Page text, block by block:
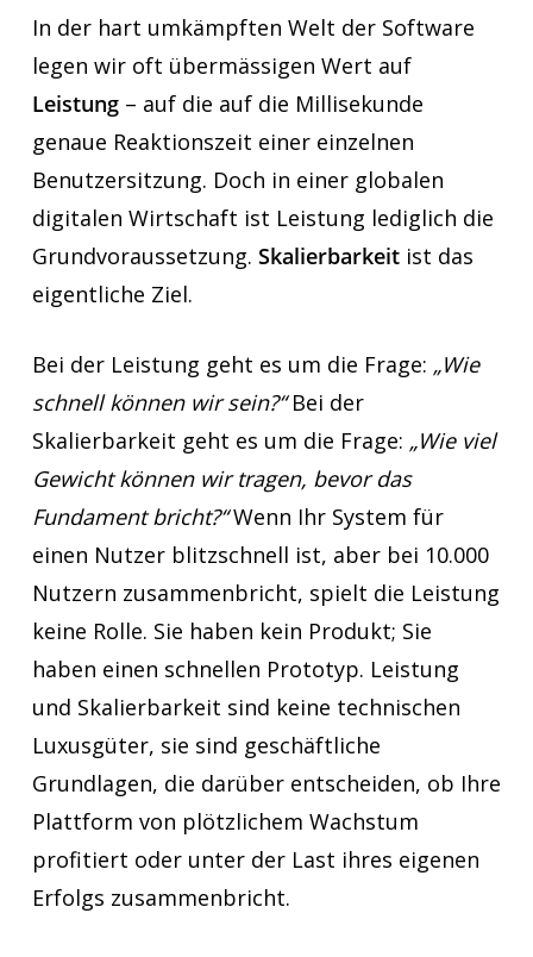
In der hart umkämpften Welt der Software
legen wir oft übermässigen Wert auf
Leistung– auf die auf die Millisekunde
genaue Reaktionszeit einer einzelnen
Benutzersitzung. Doch in einer globalen
digitalen Wirtschaft ist Leistung lediglich die
Grundvoraussetzung. Skalierbarkeitist das
eigentliche Ziel.
Bei der Leistung geht es um die Frage: „Wie
schnell können wir sein?“Bei der
Skalierbarkeit geht es um die Frage: „Wie viel
Gewicht können wir tragen, bevor das
Fundament bricht?“Wenn Ihr System für
einen Nutzer blitzschnell ist, aber bei 10.000
Nutzern zusammenbricht, spielt die Leistung
keine Rolle. Sie haben kein Produkt; Sie
haben einen schnellen Prototyp. Leistung
und Skalierbarkeit sind keine technischen
Luxusgüter, sie sind geschäftliche
Grundlagen, die darüber entscheiden, ob Ihre
Plattform von plötzlichem Wachstum
profitiert oder unter der Last ihres eigenen
Erfolgs zusammenbricht.